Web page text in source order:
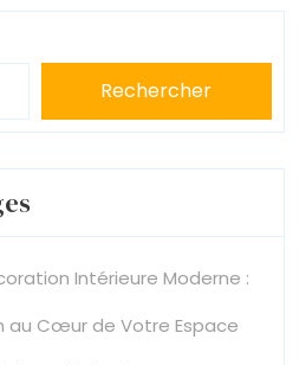
Rechercher
Intérieure Moderne :
au Cœur de Votre Espace